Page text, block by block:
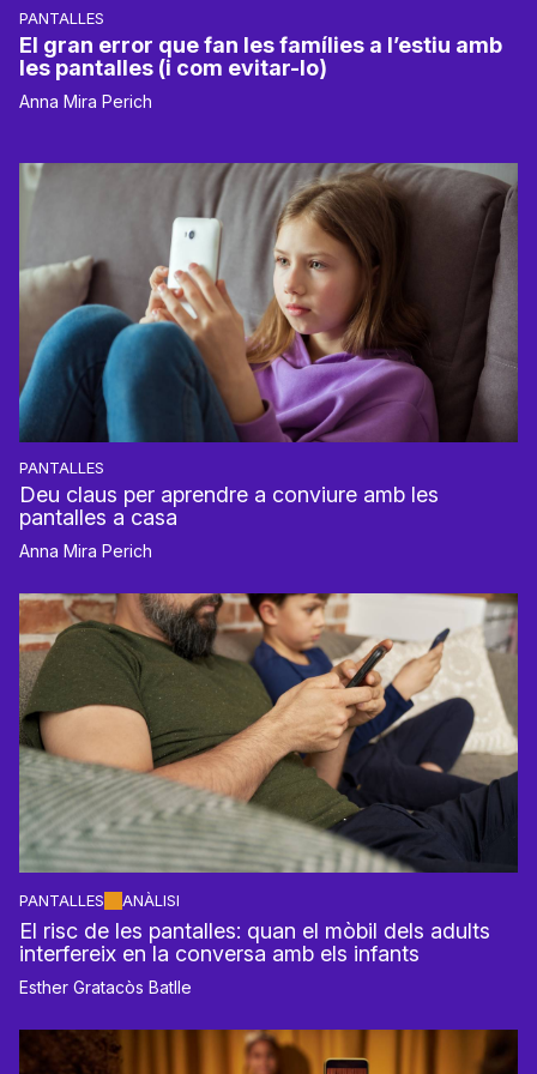
PANTALLES
El gran error que fan les famílies a l’estiu amb
les pantalles (i com evitar-lo)
Anna Mira Perich
PANTALLES
Deu claus per aprendre a conviure amb les
pantalles a casa
Anna Mira Perich
PANTALLES ANÀLISI
El risc de les pantalles: quan el mòbil dels adults
interfereix en la conversa amb els infants
Esther Gratacòs Batlle